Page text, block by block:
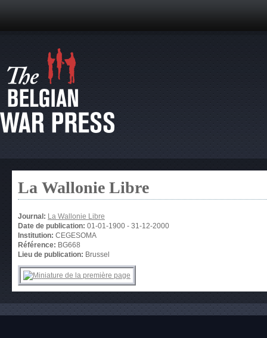
La Wallonie Libre
Journal: La Wallonie Libre
Date de publication: 01-01-1900 - 31-12-2000
Institution: CEGESOMA
Référence: BG668
Lieu de publication: Brussel